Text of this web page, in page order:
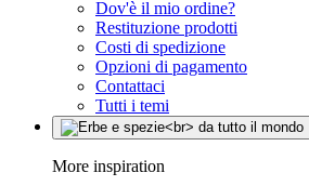
Dov'è il mio ordine?
Restituzione prodotti
Costi di spedizione
Opzioni di pagamento
Contattaci
Tutti i temi
More inspiration